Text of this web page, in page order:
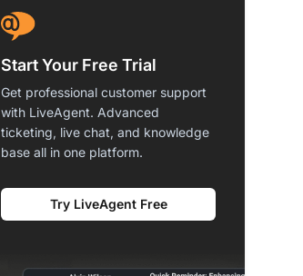
Start Your Free Trial
Get professional customer support
with LiveAgent. Advanced
ticketing, live chat, and knowledge
base all in one platform.
Try LiveAgent Free